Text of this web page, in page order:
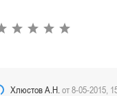
Хлюстов А.Н. от8-05-2015,